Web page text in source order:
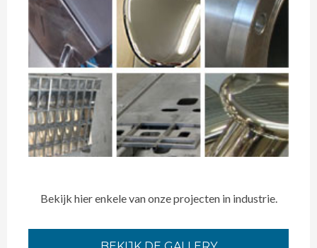
Bekijk hier enkele van onze projecten in industrie.